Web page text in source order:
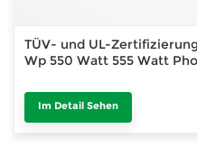
TÜV- und UL-
Wp 550 Watt 555 Watt
Im Detail Sehen